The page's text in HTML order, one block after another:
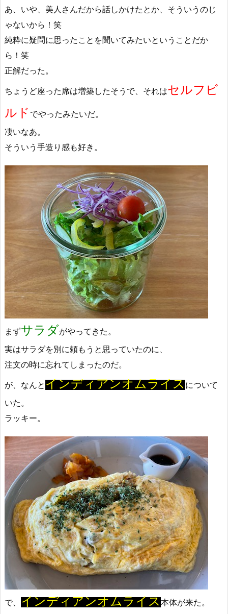
あ、いや、美人さんだから話しかけたとか、そういうのじ
ゃないから！笑
純粋に疑問に思ったことを聞いてみたいということだか
ら！笑
正解だった。
ちょうど座った席は増築したそうで、それはセルフビ
ルド でやったみたいだ。
凄いなあ。
そういう手造り感も好き。
まずサラダがやってきた。
実はサラダを別に頼もうと思っていたのに、
注文の時に忘れてしまったのだ。
が、なんとインディアンオムライスについて
いた。
ラッキー。
で、 インディアンオムライス本体が来た。